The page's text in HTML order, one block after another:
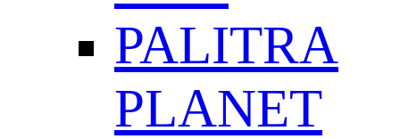
PALITRA
PLANET